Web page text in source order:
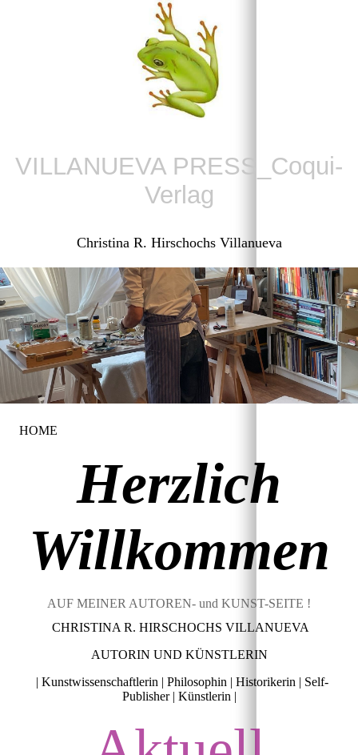
VILLANUEVA PRESS_Coqui-
Verlag
Christina R. Hirschochs Villanueva
HOME
Herzlich
Willkommen
AUF MEINER AUTOREN- und KUNST-SEITE !
CHRISTINA R. HIRSCHOCHS VILLANUEVA
AUTORIN UND KÜNSTLERIN
| Kunstwissenschaftlerin | Philosophin | Historikerin | Self-
Publisher | Künstlerin |